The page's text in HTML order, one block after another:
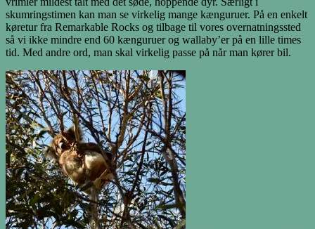
skumringstimen kan man se virkelig mange kænguruer. På en enkelt
køretur fra Remarkable Rocks og tilbage til vores overnatningssted
så vi ikke mindre end 60 kænguruer og wallaby’er på en lille times
tid. Med andre ord, man skal virkelig passe på når man kører bil.